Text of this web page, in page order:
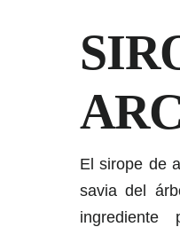
El sirope de
savia del
ingrediente